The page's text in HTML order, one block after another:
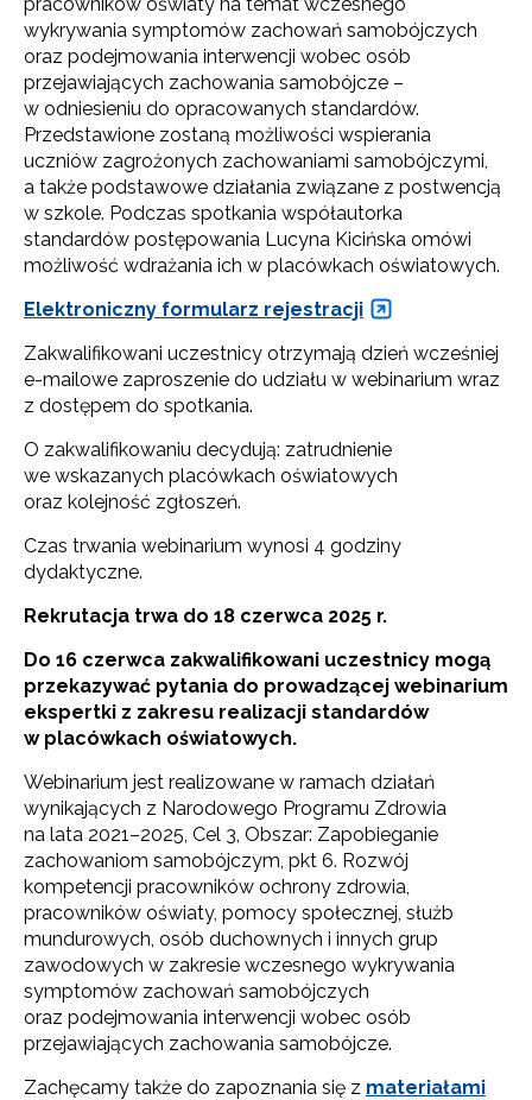
wykrywania symptomów zachowań samobójczych
oraz podejmowania interwencji wobec osób
przejawiających zachowania samobójcze –
w odniesieniu do opracowanych standardów.
Przedstawione zostaną możliwości wspierania
uczniów zagrożonych zachowaniami samobójczymi,
a także podstawowe działania związane z postwencją
w szkole. Podczas spotkania współautorka
standardów postępowania Lucyna Kicińska omówi
możliwość wdrażania ich w placówkach oświatowych.
Elektroniczny formularz rejestracji
Zakwalifikowani uczestnicy otrzymają dzień wcześniej
e-mailowe zaproszenie do udziału w webinarium wraz
z dostępem do spotkania.
O zakwalifikowaniu decydują: zatrudnienie
we wskazanych placówkach oświatowych
oraz kolejność zgłoszeń.
Czas trwania webinarium wynosi 4 godziny
dydaktyczne.
Rekrutacja trwa do 18 czerwca 2025 r.
Do 16 czerwca zakwalifikowani uczestnicy mogą
przekazywać pytania do prowadzącej webinarium
ekspertki z zakresu realizacji standardów
w placówkach oświatowych.
Webinarium jest realizowane w ramach działań
wynikających z Narodowego Programu Zdrowia
na lata 2021–2025, Cel 3, Obszar: Zapobieganie
zachowaniom samobójczym, pkt 6. Rozwój
kompetencji pracowników ochrony zdrowia,
pracowników oświaty, pomocy społecznej, służb
mundurowych, osób duchownych i innych grup
zawodowych w zakresie wczesnego wykrywania
symptomów zachowań samobójczych
oraz podejmowania interwencji wobec osób
przejawiających zachowania samobójcze.
Zachęcamy także do zapoznania się z materiałami